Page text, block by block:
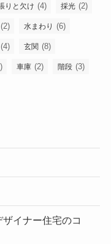
りと欠け (4) 採光 (2)
(2) 水まわり (6)
(4) 玄関 (8)
車庫 (2) 階段 (3)
イナー住宅のコ